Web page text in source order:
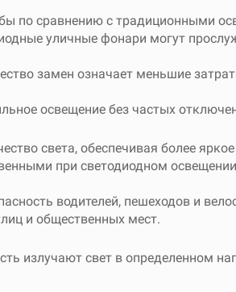
по сравнению с традиционными
уличные фонари могут
замен означает меньшие
освещение без частых
света, обеспечивая более
при светодиодном
водителей, пешеходов и
и общественных мест.
излучают свет в определенном